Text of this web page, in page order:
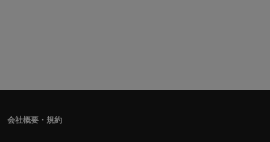
会社概要・規約